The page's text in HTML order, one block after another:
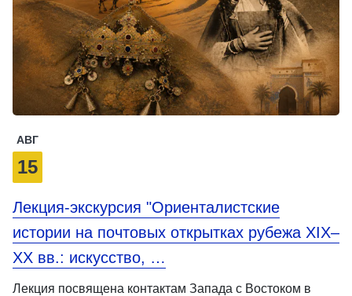
АВГ
15
Лекция-экскурсия "Ориенталистские
истории на почтовых открытках рубежа XIX–
XX вв.: искусство, …
Лекция посвящена контактам Запада с Востоком в